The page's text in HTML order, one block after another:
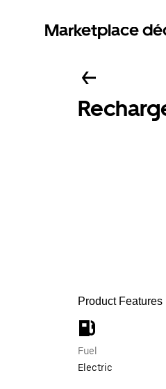
Marketplace
Product Features
Fuel
Electric